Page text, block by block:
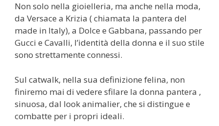
Non solo nella gioielleria, ma anche nella moda,
da Versace a Krizia ( chiamata la pantera del
made in Italy), a Dolce e Gabbana, passando per
Gucci e Cavalli, l’identità della donna e il suo stile
sono strettamente connessi.
Sul catwalk, nella sua definizione felina, non
finiremo mai di vedere sfilare la donna pantera ,
sinuosa, dal look animalier, che si distingue e
combatte per i propri ideali.